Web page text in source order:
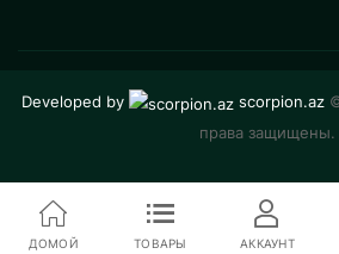
Developed by scorpion.az
права защищены.
ДОМОЙ ТОВАРЫ АККАУНТ